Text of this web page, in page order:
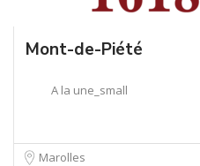
Mont-de-Piété
A la une_small
Marolles